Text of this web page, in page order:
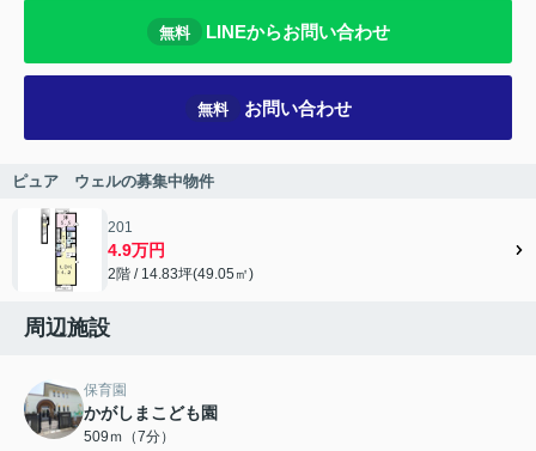
無料 LINEからお問い合わせ
無料 お問い合わせ
ピュア ウェルの募集中物件
201
4.9万円
2階 / 14.83坪(49.05㎡)
周辺施設
保育園
かがしまこども園
509ｍ（7分）